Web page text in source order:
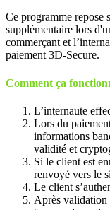
Ce programme repose
supplémentaire lors
commerçant et
paiement 3D-Secure.
Comment ça
L’internaute
Lors du
informations
validité et
Si le client est
renvoyé vers le
Le client
Après validation